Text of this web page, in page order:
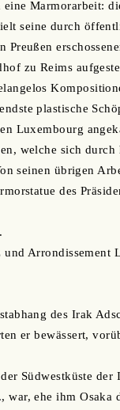
Marmorarbeit:
seine durch
Preußen
zu Reims
plastische
Luxembourg
welche sich
seinen übrigen
des
des Irak
er bewässert,
Südwestküste
ehe ihm Osaka